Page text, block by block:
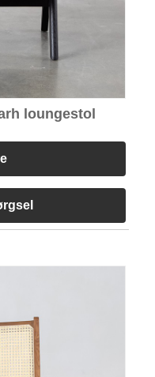
loungestol